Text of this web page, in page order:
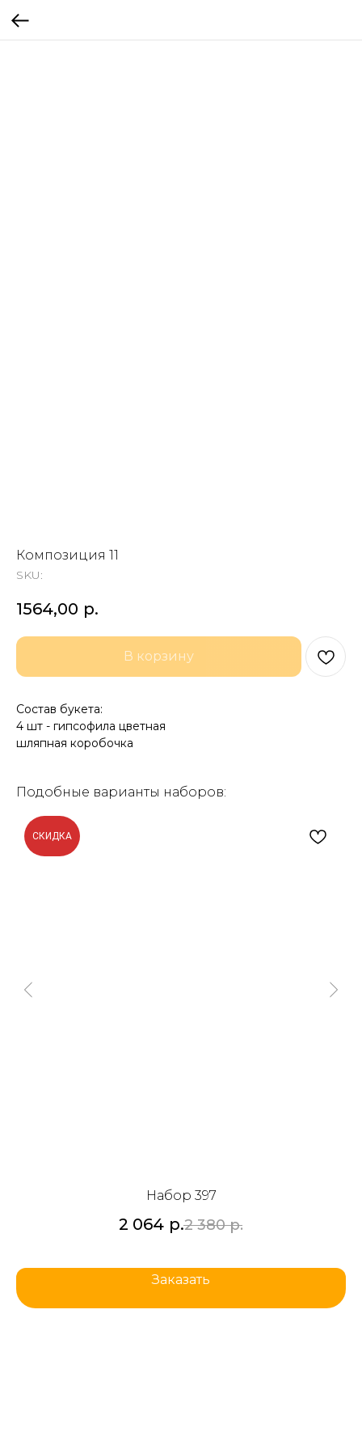
Композиция 11
SKU:
1564,00 р.
В корзину
Состав букета:
4 шт - гипсофила цветная
шляпная коробочка
Подобные варианты наборов:
СКИДКА
Набор 397
2 064 р.2 380 р.
Заказать